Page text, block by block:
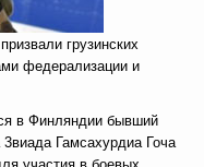
грузинских
федерализации и
в Финляндии бывший
Гамсахурдиа Гоча